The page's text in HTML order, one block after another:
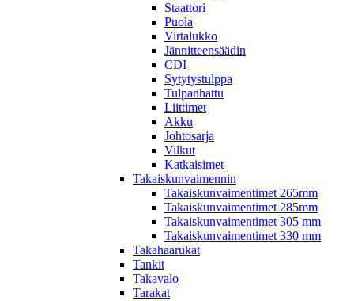
Staattori
Puola
Virtalukko
Jännitteensäädin
CDI
Sytytystulppa
Tulpanhattu
Liittimet
Akku
Johtosarja
Vilkut
Katkaisimet
Takaiskunvaimennin
Takaiskunvaimentimet 265mm
Takaiskunvaimentimet 285mm
Takaiskunvaimentimet 305 mm
Takaiskunvaimentimet 330 mm
Takahaarukat
Tankit
Takavalo
Tarakat